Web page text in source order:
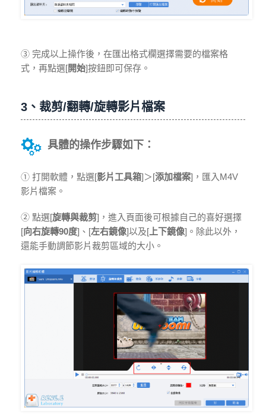
③ 完成以上操作後，在匯出格式欄選擇需要的檔案格
式，再點選[開始]按鈕即可保存。
3、裁剪/翻轉/旋轉影片檔案
具體的操作步驟如下：
① 打開軟體，點選[影片工具箱]＞[添加檔案]，匯入M4V
影片檔案。
② 點選[旋轉與裁剪]，進入頁面後可根據自己的喜好選擇
[向右旋轉90度]、[左右鏡像]以及[ 上下鏡像]。除此以外，
還能手動調節影片裁剪區域的大小。